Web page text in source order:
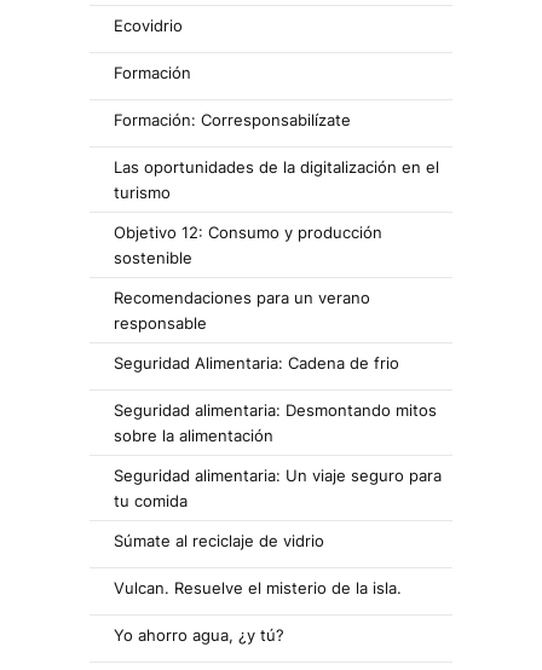
Ecovidrio
Formación
Formación: Corresponsabilízate
Las oportunidades de la digitalización en el
turismo
Objetivo 12: Consumo y producción
sostenible
Recomendaciones para un verano
responsable
Seguridad Alimentaria: Cadena de frio
Seguridad alimentaria: Desmontando mitos
sobre la alimentación
Seguridad alimentaria: Un viaje seguro para
tu comida
Súmate al reciclaje de vidrio
Vulcan. Resuelve el misterio de la isla.
Yo ahorro agua, ¿y tú?